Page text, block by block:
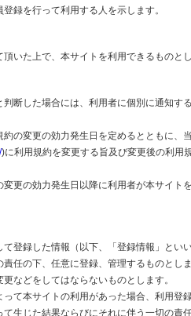
録を行って利用する人を示します。
いた上で、本サイトを利用できるものとし
判断した場合には、利用者に個別に通知す
約の変更の効力発生日を定めるとともに、
)に利用規約を変更する旨及び変更後の利用
変更の効力発生日以降に利用者が本サイト
て登録した情報（以下、「登録情報」とい
責任の下、任意に登録、管理するものとし
などをしてはならないものとします。
って本サイトの利用があった場合、利用
て生じた結果ならびにそれに伴う一切の責